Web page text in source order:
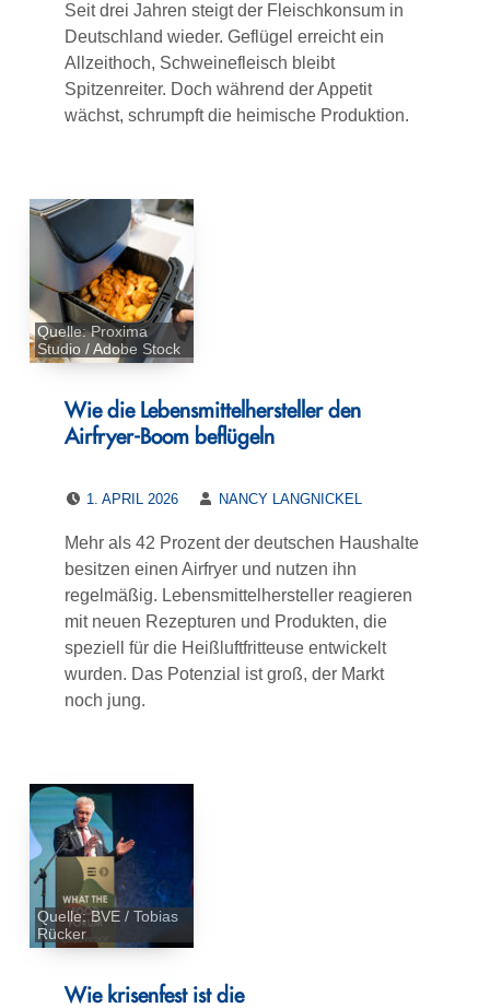
Seit drei Jahren steigt der Fleischkonsum in
Deutschland wieder. Geflügel erreicht ein
Allzeithoch, Schweinefleisch bleibt
Spitzenreiter. Doch während der Appetit
wächst, schrumpft die heimische Produktion.
Quelle: Proxima
Studio / Adobe Stock
Wie die Lebensmittelhersteller den
Airfryer-Boom beflügeln
1. APRIL 2026
NANCY LANGNICKEL
Mehr als 42 Prozent der deutschen Haushalte
besitzen einen Airfryer und nutzen ihn
regelmäßig. Lebensmittelhersteller reagieren
mit neuen Rezepturen und Produkten, die
speziell für die Heißluftfritteuse entwickelt
wurden. Das Potenzial ist groß, der Markt
noch jung.
Quelle: BVE / Tobias
Rücker
Wie krisenfest ist die